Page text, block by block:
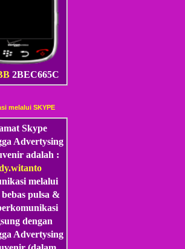
2BEC665C
melalui SKYPE
Skype
Advertysing
adalah :
melalui
bebas pulsa &
dengan
Advertysing